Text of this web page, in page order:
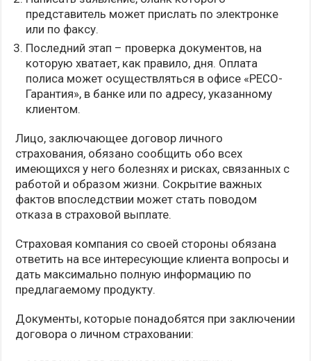
представитель может прислать по электронке
или по факсу.
Последний этап – проверка документов, на
которую хватает, как правило, дня. Оплата
полиса может осуществляться в офисе «РЕСО-
Гарантия», в банке или по адресу, указанному
клиентом.
Лицо, заключающее договор личного
страхования, обязано сообщить обо всех
имеющихся у него болезнях и рисках, связанных с
работой и образом жизни. Сокрытие важных
фактов впоследствии может стать поводом
отказа в страховой выплате.
Страховая компания со своей стороны обязана
ответить на все интересующие клиента вопросы и
дать максимально полную информацию по
предлагаемому продукту.
Документы, которые понадобятся при заключении
договора о личном страховании: